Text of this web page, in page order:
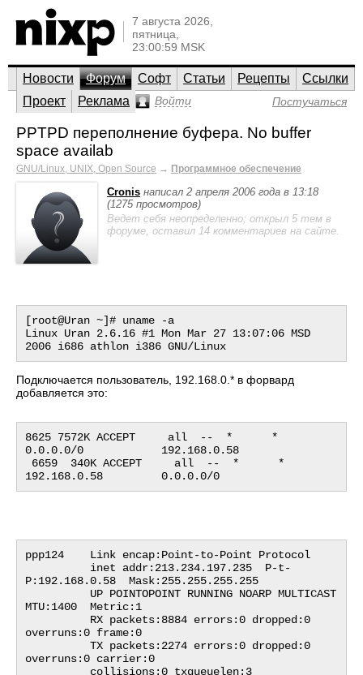
7 августа 2026,
пятница,
23:00:59 MSK
Новости Форум Софт Статьи Рецепты
Ссылки
Проект
Реклама Войти Постучаться
PPTPD переполнение буфера. No buffer
space availab
GNU/Linux, UNIX, Open Source → Программное обеспечение
Cronis написал 2 апреля 2006 года в 13:18
(1275 просмотров)
Ведет себя неопределенно; открыл 5 тем в
форуме, оставил 14 комментариев на сайте.
[root@Uran ~]# uname -a
Linux Uran 2.6.16 #1 Mon Mar 27 13:07:06 MSD
Подключается пользователь, 192.168.0.* в форвард
добавляется это:
8625 7572K ACCEPT     all  --  *      *
0.0.0.0/0            192.168.0.58
ppp124    Link encap:Point-to-Point Protocol
P:192.168.0.58  Mask:255.255.255.255
MTU:1400  Metric:1
overruns:0 frame:0
overruns:0 carrier:0